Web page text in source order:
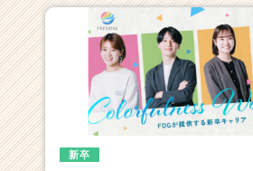
ベ
ン
チ
ャ
ー
で
コ
新卒